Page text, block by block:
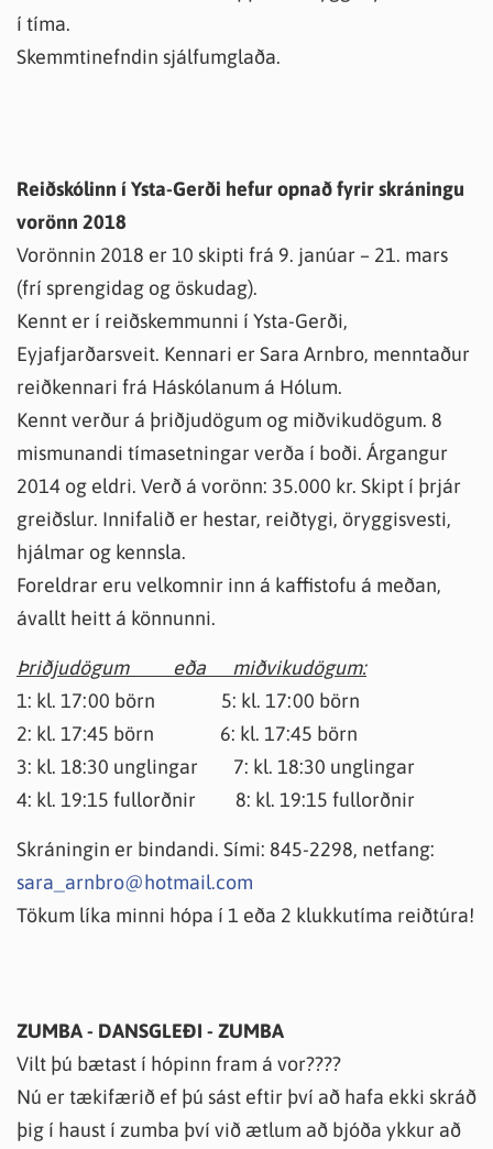
í tíma.
Skemmtinefndin sjálfumglaða.
Reiðskólinn í Ysta-Gerði hefur opnað fyrir skráningu
vorönn 2018
Vorönnin 2018 er 10 skipti frá 9. janúar – 21. mars
(frí sprengidag og öskudag).
Kennt er í reiðskemmunni í Ysta-Gerði,
Eyjafjarðarsveit. Kennari er Sara Arnbro, menntaður
reiðkennari frá Háskólanum á Hólum.
Kennt verður á þriðjudögum og miðvikudögum. 8
mismunandi tímasetningar verða í boði. Árgangur
2014 og eldri. Verð á vorönn: 35.000 kr. Skipt í þrjár
greiðslur. Innifalið er hestar, reiðtygi, öryggisvesti,
hjálmar og kennsla.
Foreldrar eru velkomnir inn á kaffistofu á meðan,
ávallt heitt á könnunni.
Þriðjudögum eða miðvikudögum:
1: kl. 17:00 börn 5: kl. 17:00 börn
2: kl. 17:45 börn 6: kl. 17:45 börn
3: kl. 18:30 unglingar 7: kl. 18:30 unglingar
4: kl. 19:15 fullorðnir 8: kl. 19:15 fullorðnir
Skráningin er bindandi. Sími: 845-2298, netfang:
sara_arnbro@hotmail.com
Tökum líka minni hópa í 1 eða 2 klukkutíma reiðtúra!
ZUMBA - DANSGLEÐI - ZUMBA
Vilt þú bætast í hópinn fram á vor????
Nú er tækifærið ef þú sást eftir því að hafa ekki skráð
þig í haust í zumba því við ætlum að bjóða ykkur að